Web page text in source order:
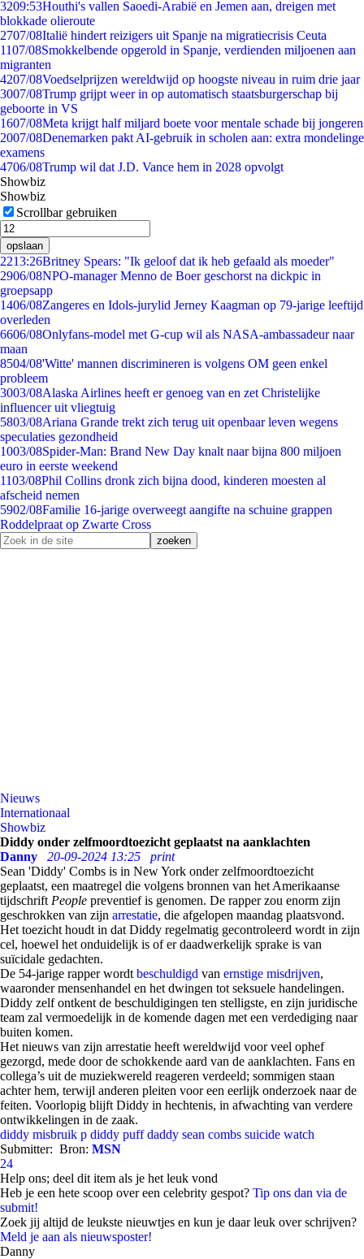
3209:53Houthi's vallen Saoedi-Arabië en Jemen aan, dreigen met
blokkade olieroute
2707/08Italië hindert reizigers uit Spanje na migratiecrisis Ceuta
1107/08Smokkelbende opgerold in Spanje, verdienden miljoenen aan
migranten
4207/08Voedselprijzen wereldwijd op hoogste niveau in ruim drie jaar
3007/08Trump grijpt weer in op automatisch staatsburgerschap bij
geboorte in VS
1607/08Meta krijgt half miljard boete voor mentale schade bij jongeren
2007/08Denemarken pakt AI-gebruik in scholen aan: extra mondelinge
examens
4706/08Trump wil dat J.D. Vance hem in 2028 opvolgt
Showbiz
Showbiz
Scrollbar gebruiken
opslaan
2213:26Britney Spears: "Ik geloof dat ik heb gefaald als moeder"
2906/08NPO-manager Menno de Boer geschorst na dickpic in
groepsapp
1406/08Zangeres en Idols-jurylid Jerney Kaagman op 79-jarige leeftijd
overleden
6606/08Onlyfans-model met G-cup wil als NASA-ambassadeur naar
maan
8504/08'Witte' mannen discrimineren is volgens OM geen enkel
probleem
3003/08Alaska Airlines heeft er genoeg van en zet Christelijke
influencer uit vliegtuig
5803/08Ariana Grande trekt zich terug uit openbaar leven wegens
speculaties gezondheid
1003/08Spider-Man: Brand New Day knalt naar bijna 800 miljoen
euro in eerste weekend
1103/08Phil Collins dronk zich bijna dood, kinderen moesten al
afscheid nemen
5902/08Familie 16-jarige overweegt aangifte na schuine grappen
Roddelpraat op Zwarte Cross
Nieuws
Internationaal
Showbiz
Diddy onder zelfmoordtoezicht geplaatst na aanklachten
Danny
20-09-2024 13:25
print
Sean 'Diddy' Combs is in New York onder zelfmoordtoezicht
geplaatst, een maatregel die volgens bronnen van het Amerikaanse
tijdschrift People preventief is genomen. De rapper zou enorm zijn
geschrokken van zijn arrestatie, die afgelopen maandag plaatsvond.
Het toezicht houdt in dat Diddy regelmatig gecontroleerd wordt in zijn
cel, hoewel het onduidelijk is of er daadwerkelijk sprake is van
suïcidale gedachten.
De 54-jarige rapper wordt beschuldigd van ernstige misdrijven,
waaronder mensenhandel en het dwingen tot seksuele handelingen.
Diddy zelf ontkent de beschuldigingen ten stelligste, en zijn juridische
team zal vermoedelijk in de komende dagen met een verdediging naar
buiten komen.
Het nieuws van zijn arrestatie heeft wereldwijd voor veel ophef
gezorgd, mede door de schokkende aard van de aanklachten. Fans en
collega’s uit de muziekwereld reageren verdeeld; sommigen staan
achter hem, terwijl anderen pleiten voor een eerlijk onderzoek naar de
feiten. Voorlopig blijft Diddy in hechtenis, in afwachting van verdere
ontwikkelingen in de zaak.
diddy misbruik p diddy puff daddy sean combs suicide watch
Submitter: Bron: MSN
24
Help ons; deel dit item als je het leuk vond
Heb je een hete scoop over een celebrity gespot? Tip ons dan via de
submit!
Zoek jij altijd de leukste nieuwtjes en kun je daar leuk over schrijven?
Meld je aan als nieuwsposter!
Danny